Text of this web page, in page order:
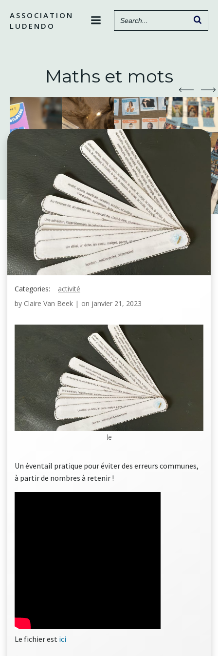
contenu
ASSOCIATION
LUDENDO
Maths et mots
Categories:
activité
by Claire Van Beek | on janvier 21, 2023
le
Un éventail pratique pour éviter des erreurs communes,
à partir de nombres à retenir !
Le fichier est ici